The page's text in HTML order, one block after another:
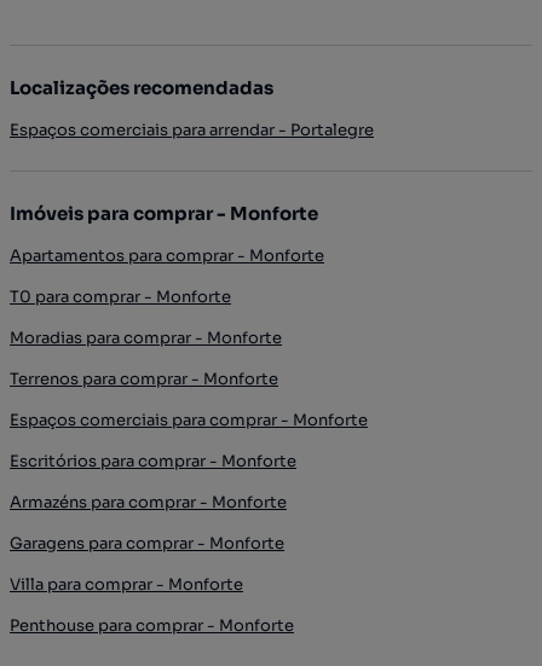
Localizações recomendadas
Espaços comerciais para arrendar - Portalegre
Imóveis para comprar - Monforte
Apartamentos para comprar - Monforte
T0 para comprar - Monforte
Moradias para comprar - Monforte
Terrenos para comprar - Monforte
Espaços comerciais para comprar - Monforte
Escritórios para comprar - Monforte
Armazéns para comprar - Monforte
Garagens para comprar - Monforte
Villa para comprar - Monforte
Penthouse para comprar - Monforte